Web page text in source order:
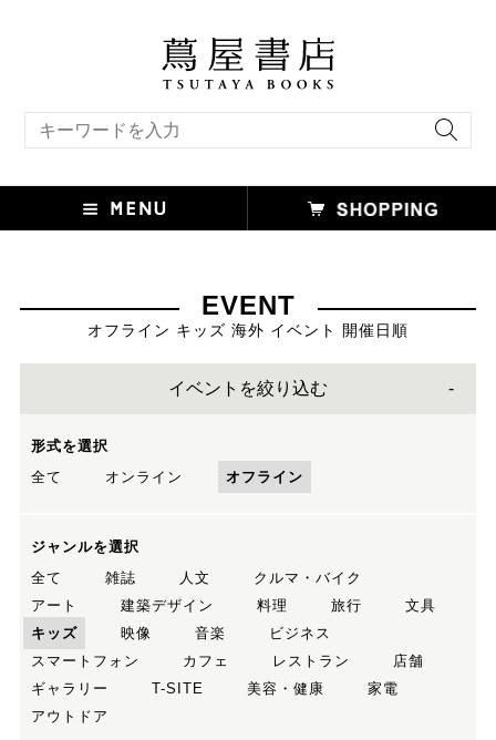
EVENT
オフライン キッズ 海外 イベント 開催日順
イベントを絞り込む
形式を選択
全て
オンライン オフライン
ジャンルを選択
全て
雑誌 人文
クルマ・バイク
アート
建築デザイン 料理 旅行
文具
キッズ
映像 音楽
ビジネス
スマートフォン
カフェ レストラン
店舗
ギャラリー
T-SITE 美容・健康
家電
アウトドア